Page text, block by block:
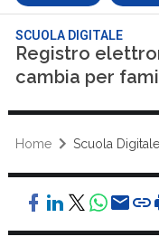
SCUOLA DIGITALE
Registro
cambia per
Home Scuola Digitale